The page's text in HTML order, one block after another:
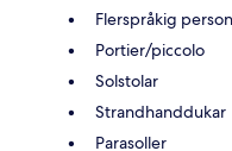
Flerspråkig
Portier/piccolo
Solstolar
Strandhanddukar
Parasoller